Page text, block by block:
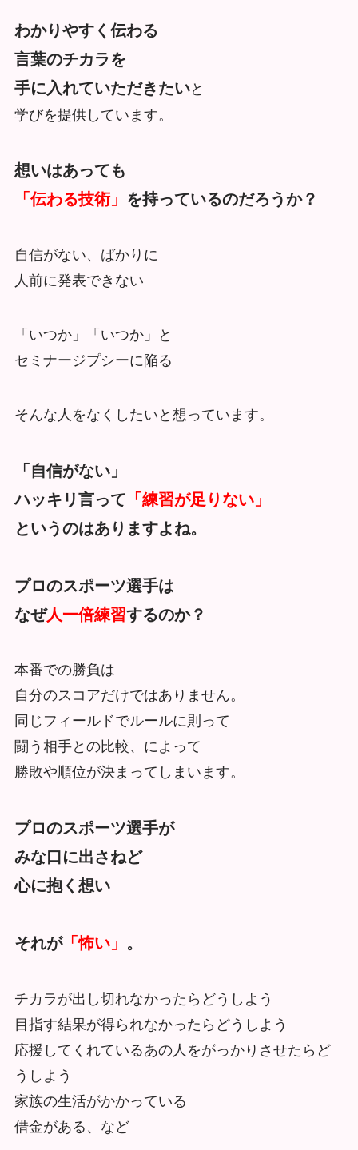
わかりやすく伝わる
言葉のチカラを
手に入れていただきたいと
学びを提供しています。
想いはあっても
「伝わる技術」 を持っているのだろうか？
自信がない、ばかりに
人前に発表できない
「いつか」「いつか」と
セミナージプシーに陥る
そんな人をなくしたいと想っています。
「自信がない」
ハッキリ言って 「練習が足りない」
というのはありますよね。
プロのスポーツ選手は
なぜ人一倍練習するのか？
本番での勝負は
自分のスコアだけではありません。
同じフィールドでルールに則って
闘う相手との比較、によって
勝敗や順位が決まってしまいます。
プロのスポーツ選手が
みな口に出さねど
心に抱く想い
それが「怖い」 。
チカラが出し切れなかったらどうしよう
目指す結果が得られなかったらどうしよう
応援してくれているあの人をがっかりさせたらど
うしよう
家族の生活がかかっている
借金がある、など